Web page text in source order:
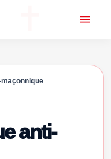
maçonnique
anti-